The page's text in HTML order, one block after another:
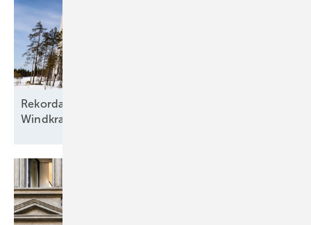
Rekordausbau mit zehn aufgehenden Sternen am
Windkraftfirmament